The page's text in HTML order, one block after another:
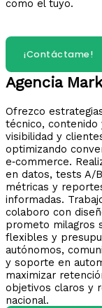
como el tuyo.
¿Hablamos?
¡Contáctame!
Agencia
Ofrezco
técnico, contenido
visibilidad y
optimizando
e‑commerce.
en datos, tests A/
métricas y
informadas.
colaboro con
prometo milagros
flexibles y
autónomos,
y soporte en
maximizar
objetivos claros y
nacional.